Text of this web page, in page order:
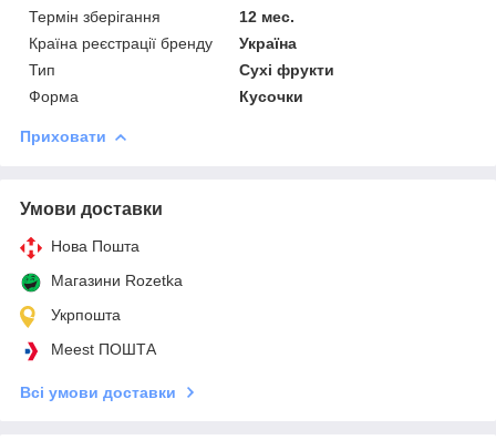
Термін зберігання
12 мес.
Країна реєстрації бренду
Україна
Тип
Сухі фрукти
Форма
Кусочки
Приховати
Умови доставки
Нова Пошта
Магазини Rozetka
Укрпошта
Meest ПОШТА
Всі умови доставки